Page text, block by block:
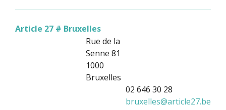
Article 27 # Bruxelles
Rue de la
Senne 81
1000
Bruxelles
02 646 30 28
bruxelles@article27.be